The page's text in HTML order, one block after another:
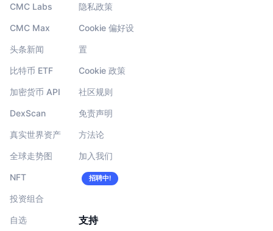
CMC Labs
CMC Max
头条新闻
比特币 ETF
加密货币 API
DexScan
真实世界资产
全球走势图
NFT
投资组合
自选
隐私政策
Cookie 偏好设
置
Cookie 政策
社区规则
免责声明
方法论
加入我们
招聘中!
支持